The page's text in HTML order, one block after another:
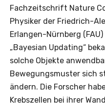
Fachzeitschrift Nature
Physiker der Friedrich-
Erlangen-Nürnberg
„Bayesian Updating“
solche Objekte
Bewegungsmuster sich
ändern. Die Forscher
Krebszellen bei ihrer